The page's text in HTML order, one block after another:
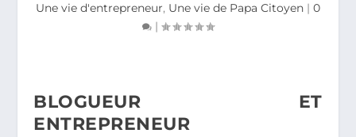
Une vie d'entrepreneur, Une vie de Papa Citoyen | 0
|
BLOGUEUR ET
ENTREPRENEUR